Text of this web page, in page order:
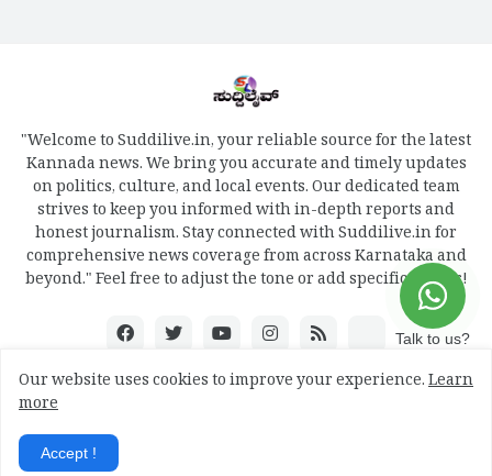
"Welcome to Suddilive.in, your reliable source for the latest
Kannada news. We bring you accurate and timely updates
on politics, culture, and local events. Our dedicated team
strives to keep you informed with in-depth reports and
honest journalism. Stay connected with Suddilive.in for
comprehensive news coverage from across Karnataka and
beyond." Feel free to adjust the tone or add specific details!
Home
Our website uses cookies to improve your experience.Learn
more
Accept !
Talk to us?